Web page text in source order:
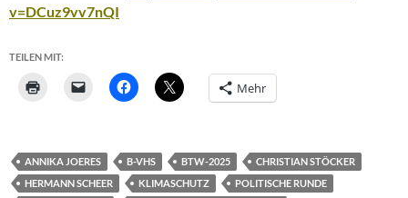
v=DCuz9vv7nQI
TEILEN MIT:
Mehr
ANNIKA JOERES B-VHS BTW-2025
CHRISTIAN STÖCKER
HERMANN SCHEER
KLIMASCHUTZ
POLITISCHE RUNDE